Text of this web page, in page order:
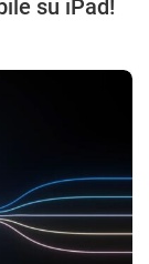
su iPad!